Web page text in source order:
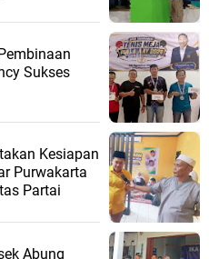
Sukses
Kesiapan
Purwakarta
Partai
Abung